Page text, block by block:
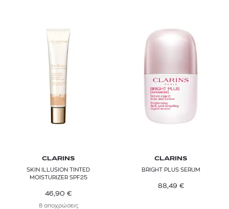
CLARINS
SKIN ILLUSION TINTED
MOISTURIZER SPF25
46,90 €
8 αποχρώσεις
CLARINS
BRIGHT PLUS SERUM
88,49 €